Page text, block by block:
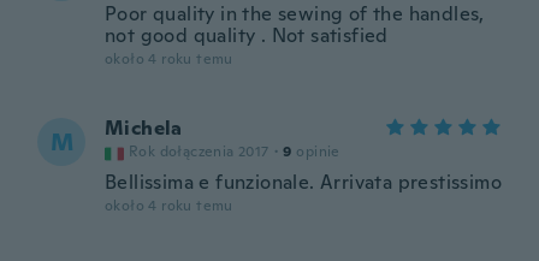
Poor quality in the sewing of the handles,
not good quality . Not satisfied
około 4 roku temu
M Michela
Rok dołączenia 2017 · 9 opinie
Bellissima e funzionale. Arrivata prestissimo
około 4 roku temu